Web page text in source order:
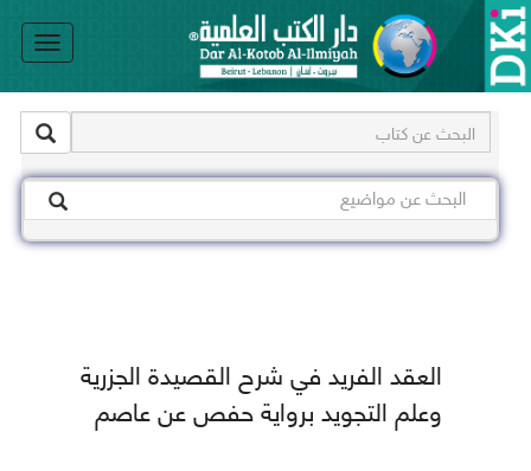
العقد الفريد في شرح القصيدة الجزرية
وعلم التجويد برواية حفص عن عاصم